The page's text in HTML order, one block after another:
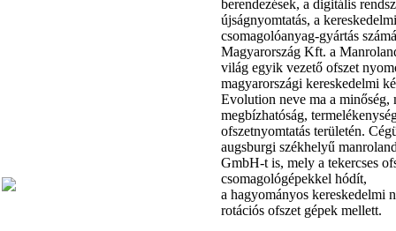
berendezések, a digitális
újságnyomtatás, a
csomagolóanyag-gyártás
Magyarország Kft. a
világ egyik vezető ofszet
magyarországi kereskedelmi
Evolution neve ma a minőség,
megbízhatóság,
ofszetnyomtatás területén.
augsburgi székhelyű
GmbH-t is, mely a tekercses
csomagológépekkel hódít,
a hagyományos kereskedelmi
rotációs ofszet gépek mellett.